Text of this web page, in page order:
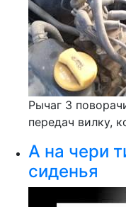
Рычаг 3
передач вилку,
А на чери
сиденья